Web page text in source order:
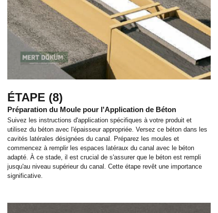
ÉTAPE (8)
Préparation du Moule pour l'Application de Béton
Suivez les instructions d'application spécifiques à votre produit et
utilisez du béton avec l'épaisseur appropriée. Versez ce béton dans les
cavités latérales désignées du canal. Préparez les moules et
commencez à remplir les espaces latéraux du canal avec le béton
adapté. À ce stade, il est crucial de s'assurer que le béton est rempli
jusqu'au niveau supérieur du canal. Cette étape revêt une importance
significative.